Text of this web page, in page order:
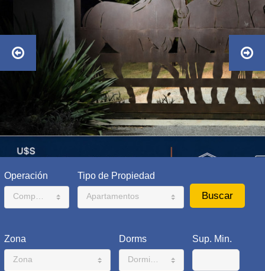
Operación Tipo de Propiedad
Apartamentos
Zona
Zona
Dorms Sup. Min.